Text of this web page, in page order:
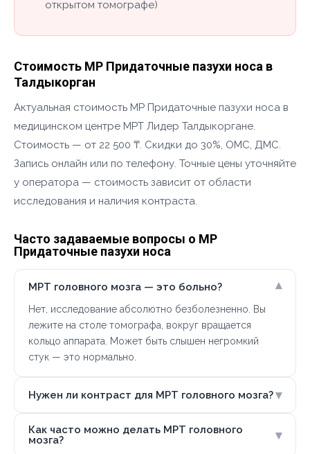
открытом томографе)
Стоимость МР Придаточные пазухи носа в
Талдыкорган
Актуальная стоимость МР Придаточные пазухи носа в
медицинском центре МРТ Лидер Талдыкоргане.
Стоимость — от 22 500 ₸. Скидки до 30%, ОМС, ДМС.
Запись онлайн или по телефону. Точные цены уточняйте
у оператора — стоимость зависит от области
исследования и наличия контраста.
Часто задаваемые вопросы о МР
Придаточные пазухи носа
МРТ головного мозга — это больно? ▾
Нет, исследование абсолютно безболезненно. Вы
лежите на столе томографа, вокруг вращается
кольцо аппарата. Может быть слышен негромкий
стук — это нормально.
Нужен ли контраст для МРТ головного мозга?▾
Как часто можно делать МРТ головного
мозга?
▾